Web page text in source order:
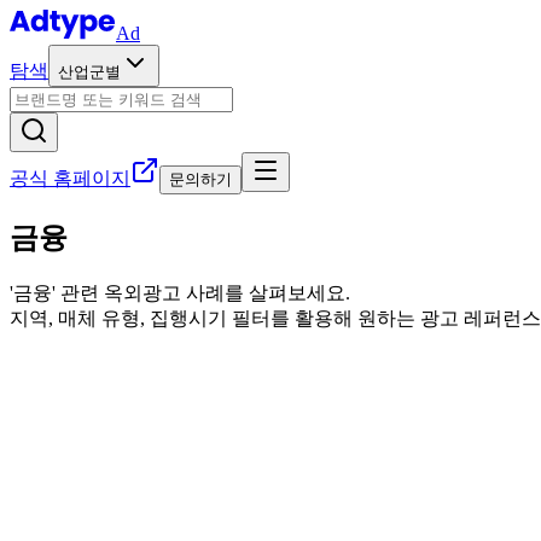
Ad
탐색
산업군별
공식 홈페이지 문의하기
금융
'금융' 관련 옥외광고 사례를 살펴보세요.
지역, 매체 유형, 집행시기 필터를 활용해 원하는 광고 레퍼런